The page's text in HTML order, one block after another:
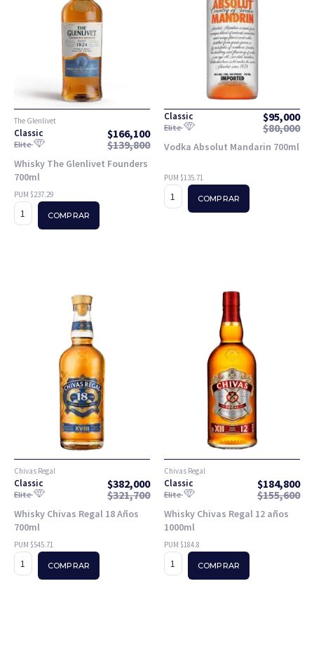
The Glenlivet
Classic $166,100
Elite $139,800
Whisky The Glenlivet Founders
700ml
PUM $237.29
COMPRAR
Classic $95,000
Elite $80,000
Vodka Absolut Mandarin 700ml
PUM $135.71
COMPRAR
Chivas Regal
Classic $382,000
Elite $321,700
Whisky Chivas Regal 18 Años
700ml
PUM $545.71
COMPRAR
Chivas Regal
Classic $184,800
Elite $155,600
Whisky Chivas Regal 12 años
1000ml
PUM $184.8
COMPRAR